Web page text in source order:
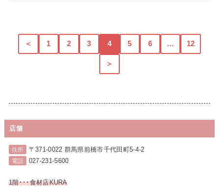
＜ 1 2 3 4 5 6 … 12
＞
店舗
住所 〒371-0022 群馬県前橋市千代田町5-4-2
電話 027-231-5600
1階･･･食材店KURA